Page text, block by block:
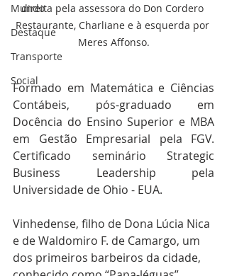
Mundo
Destaque
Transporte
Social
direita pela assessora do Don Cordero
Restaurante, Charliane e à esquerda por
Meres Affonso.
Formado em Matemática e Ciências
Contábeis, pós-graduado em
Docência do Ensino Superior e MBA
em Gestão Empresarial pela FGV.
Certificado seminário Strategic
Business Leadership pela
Universidade de Ohio - EUA.
Vinhedense, filho de Dona Lúcia Nica
e de Waldomiro F. de Camargo, um
dos primeiros barbeiros da cidade,